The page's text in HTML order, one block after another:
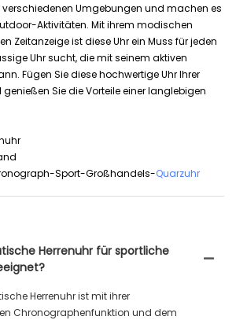
Umgebungen und machen es
Aktivitäten. Mit ihrem modischen
Zeitanzeige ist diese Uhr ein Muss für jeden
Uhr sucht, die mit seinem aktiven
Fügen Sie diese hochwertige Uhr Ihrer
Sie die Vorteile einer langlebigen
Sport-Großhandels-Quarzuhr
Herrenuhr für sportliche
Herrenuhr ist mit ihrer
Chronographenfunktion und dem